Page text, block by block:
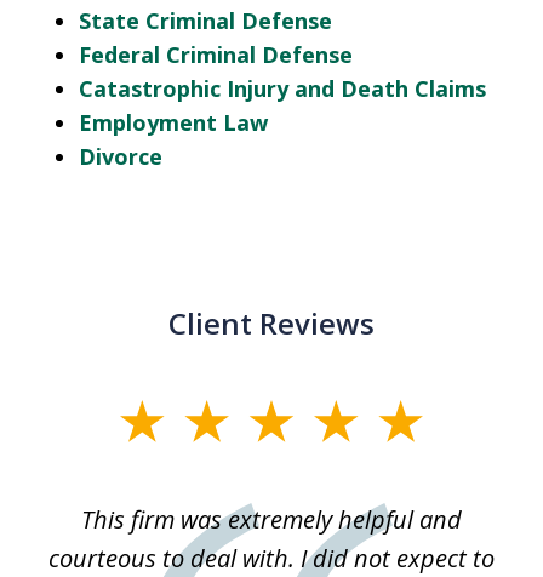
State Criminal Defense
Federal Criminal Defense
Catastrophic Injury and Death Claims
Employment Law
Divorce
Client Reviews
This firm was extremely helpful and
courteous to deal with. I did not expect to